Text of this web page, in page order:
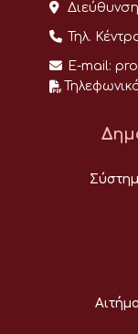
Τηλ.
E-mail: